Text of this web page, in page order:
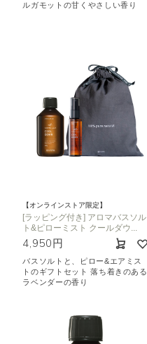
ルガモットの甘くやさしい香り
【オンラインストア限定】
[ラッピング付き] アロマバスソル
ト&ピローミスト クールダウ...
4,950円
バスソルトと、ピロー&エアミス
トのギフトセット 落ち着きのある
ラベンダーの香り